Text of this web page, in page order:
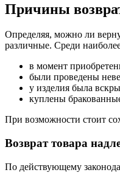
Причины
Определяя, можно ли
различные. Среди
в момент
были проведены
у изделия была
куплены
При возможности стоит
Возврат товара
По действующему